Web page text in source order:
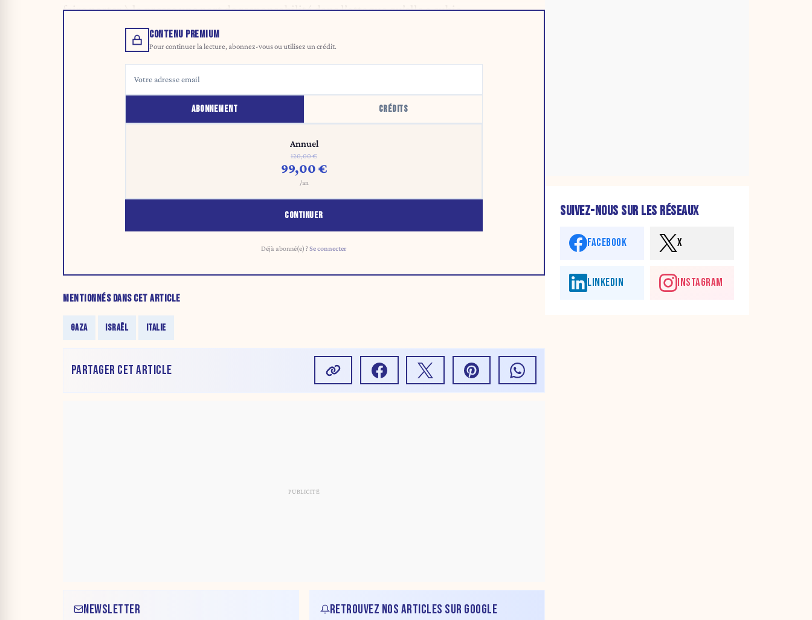
faire porter à la presse une part de responsabilité dans l’attaque qu’elle a subie.
CONTENU PREMIUM
Pour continuer la lecture, abonnez-vous ou utilisez un crédit.
ABONNEMENT CRÉDITS
Annuel
120,00 €
99,00 €
/an
CONTINUER
Déjà abonné(e) ?Se connecter
MENTIONNÉS DANS CET ARTICLE
GAZA ISRAËL ITALIE
PARTAGER CET ARTICLE
NEWSLETTER RETROUVEZ NOS ARTICLES SUR GOOGLE
SUIVEZ-NOUS SUR LES RÉSEAUX
FACEBOOK X
LINKEDIN INSTAGRAM